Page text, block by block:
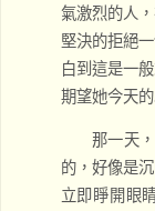
氣激烈的人
堅決的拒絕
白到這是一
期望她今天
那一天
的，好像是
立即睜開眼